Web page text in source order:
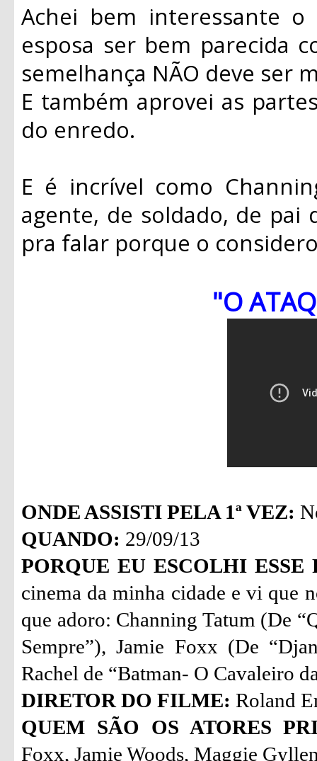
Achei bem interessante
esposa ser bem parecida
semelhança NÃO deve ser
E também aprovei as
do enredo.
E é incrível como
agente, de soldado, de pai
pra falar porque o
"O
ONDE ASSISTI PELA 1ª VEZ:
QUANDO: 29/09/13
PORQUE EU ESCOLHI ESSE
cinema da minha cidade e vi que
que adoro: Channing Tatum (De
Sempre”), Jamie Foxx (De
Rachel de “Batman- O Cavaleiro
DIRETOR DO FILME: Roland
QUEM SÃO OS ATORES
Foxx, Jamie Woods, Maggie